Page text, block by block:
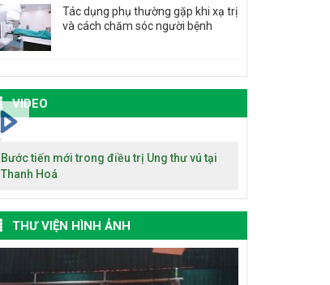
Tác dụng phụ thường gặp khi xạ trị
và cách chăm sóc người bệnh
VIDEO
Bước tiến mới trong điều trị Ung thư vú tại
Thanh Hoá
THƯ VIỆN HÌNH ẢNH